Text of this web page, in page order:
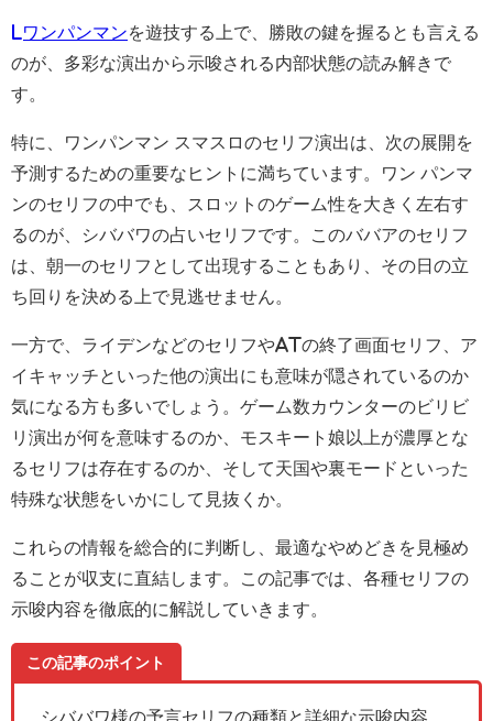
Lワンパンマンを遊技する上で、勝敗の鍵を握るとも言える
のが、多彩な演出から示唆される内部状態の読み解きで
す。
特に、ワンパンマン スマスロのセリフ演出は、次の展開を
予測するための重要なヒントに満ちています。ワン パンマ
ンのセリフの中でも、スロットのゲーム性を大きく左右す
るのが、シババワの占いセリフです。このババアのセリフ
は、朝一のセリフとして出現することもあり、その日の立
ち回りを決める上で見逃せません。
一方で、ライデンなどのセリフやATの終了画面セリフ、ア
イキャッチといった他の演出にも意味が隠されているのか
気になる方も多いでしょう。ゲーム数カウンターのビリビ
リ演出が何を意味するのか、モスキート娘以上が濃厚とな
るセリフは存在するのか、そして天国や裏モードといった
特殊な状態をいかにして見抜くか。
これらの情報を総合的に判断し、最適なやめどきを見極め
ることが収支に直結します。この記事では、各種セリフの
示唆内容を徹底的に解説していきます。
この記事のポイント
シババワ様の予言セリフの種類と詳細な示唆内容